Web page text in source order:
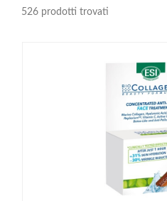
526 prodotti trovati